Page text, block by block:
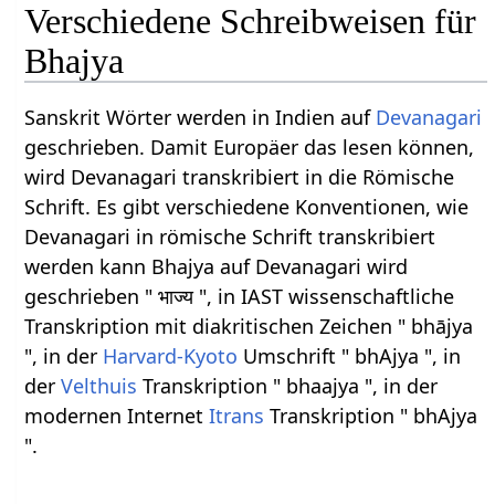
Verschiedene Schreibweisen für
Bhajya
Sanskrit Wörter werden in Indien auf Devanagari
geschrieben. Damit Europäer das lesen können,
wird Devanagari transkribiert in die Römische
Schrift. Es gibt verschiedene Konventionen, wie
Devanagari in römische Schrift transkribiert
werden kann Bhajya auf Devanagari wird
geschrieben " भाज्य ", in IAST wissenschaftliche
Transkription mit diakritischen Zeichen " bhājya
", in der Harvard-Kyoto Umschrift " bhAjya ", in
derVelthuis Transkription " bhaajya ", in der
modernen InternetItrans Transkription " bhAjya
".